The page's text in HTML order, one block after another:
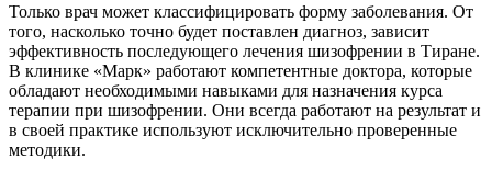
Только врач может классифицировать форму заболевания. От
того, насколько точно будет поставлен диагноз, зависит
эффективность последующего лечения шизофрении в Тиране.
В клинике «Марк» работают компетентные доктора, которые
обладают необходимыми навыками для назначения курса
терапии при шизофрении. Они всегда работают на результат и
в своей практике используют исключительно проверенные
методики.